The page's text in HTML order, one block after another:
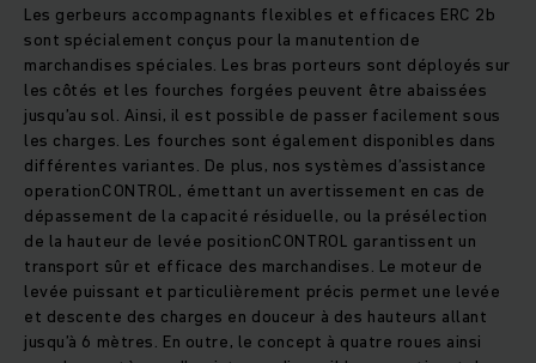
Les gerbeurs accompagnants flexibles et efficaces ERC 2b
sont spécialement conçus pour la manutention de
marchandises spéciales. Les bras porteurs sont déployés sur
les côtés et les fourches forgées peuvent être abaissées
jusqu’au sol. Ainsi, il est possible de passer facilement sous
les charges. Les fourches sont également disponibles dans
différentes variantes. De plus, nos systèmes d’assistance
operationCONTROL, émettant un avertissement en cas de
dépassement de la capacité résiduelle, ou la présélection
de la hauteur de levée positionCONTROL garantissent un
transport sûr et efficace des marchandises. Le moteur de
levée puissant et particulièrement précis permet une levée
et descente des charges en douceur à des hauteurs allant
jusqu’à 6 mètres. En outre, le concept à quatre roues ainsi